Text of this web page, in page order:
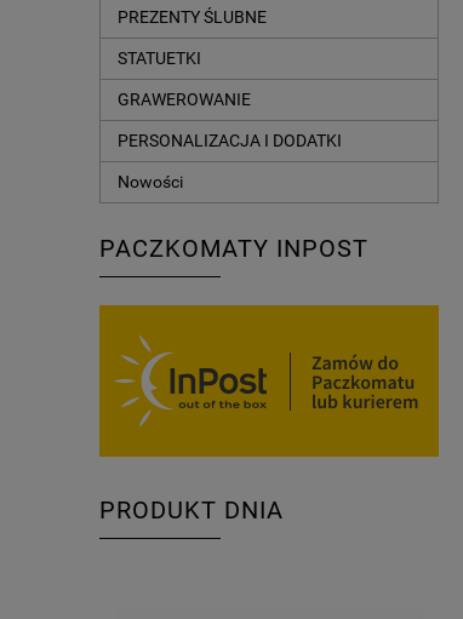
PREZENTY ŚLUBNE
STATUETKI
GRAWEROWANIE
PERSONALIZACJA I DODATKI
Nowości
PACZKOMATY INPOST
PRODUKT DNIA